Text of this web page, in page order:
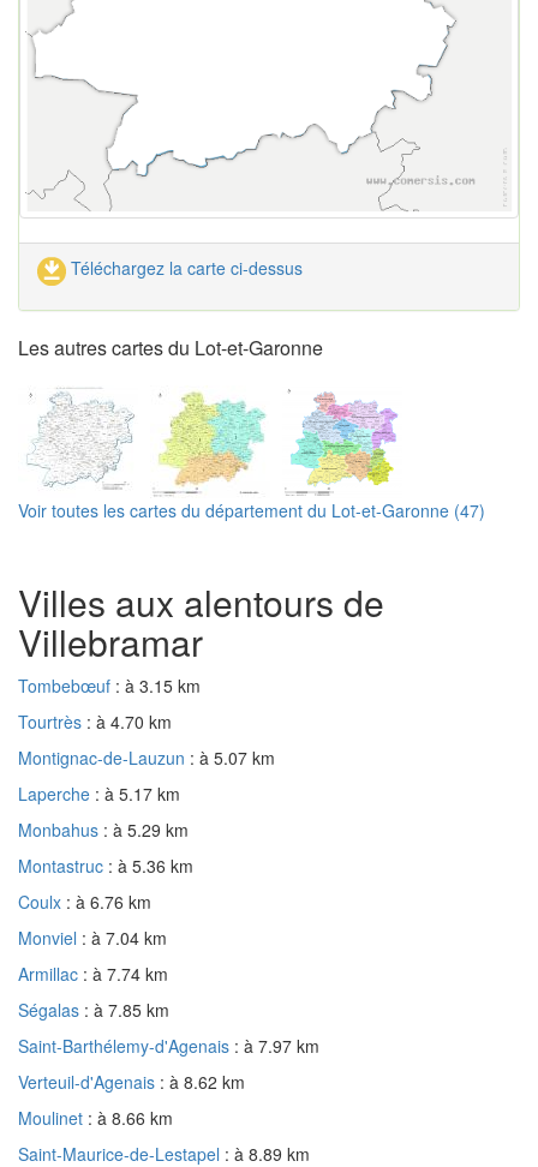
Téléchargez la carte ci-dessus
Les autres cartes du Lot-et-Garonne
Voir toutes les cartes du département du Lot-et-Garonne (47)
Villes aux alentours de
Villebramar
Tombebœuf : à 3.15 km
Tourtrès : à 4.70 km
Montignac-de-Lauzun : à 5.07 km
Laperche : à 5.17 km
Monbahus : à 5.29 km
Montastruc : à 5.36 km
Coulx : à 6.76 km
Monviel : à 7.04 km
Armillac : à 7.74 km
Ségalas : à 7.85 km
Saint-Barthélemy-d'Agenais : à 7.97 km
Verteuil-d'Agenais : à 8.62 km
Moulinet : à 8.66 km
Saint-Maurice-de-Lestapel : à 8.89 km